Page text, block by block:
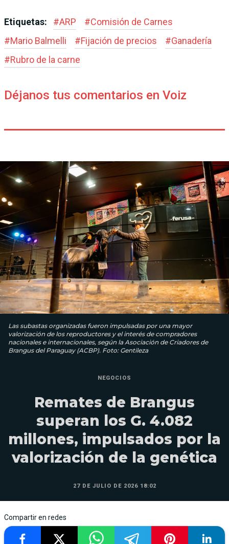
Etiquetas: #ARP #Comisión de Carnes
#Mario Balmelli #Fijación de precios #Ganadería
#Rubro de la carne
Déjanos tus comentarios en Voiz
Las subastas organizadas fueron impulsadas por una mayor
valorización de los reproductores y el interés de compradores
nacionales e internacionales, según la Asociación de Criadores de
Brangus del Paraguay (ACBP). Foto: Gentileza
NEGOCIOS
Remates de Brangus
superan los G. 4.082
millones, impulsados por la
valorización de la genética
27 DE JULIO DE 2026 18:02
Compartir en redes